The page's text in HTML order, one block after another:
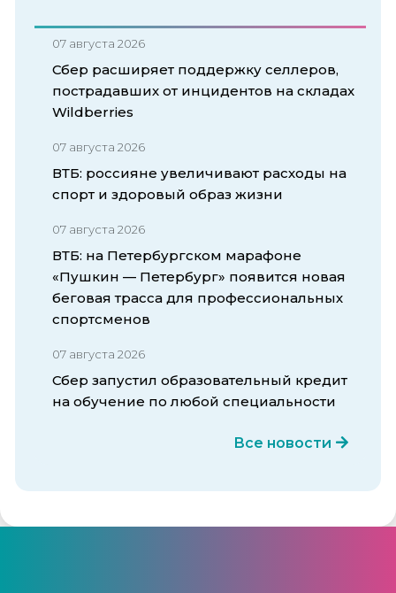
07 августа 2026
Сбер расширяет поддержку селлеров,
пострадавших от инцидентов на складах
Wildberries
07 августа 2026
ВТБ: россияне увеличивают расходы на
спорт и здоровый образ жизни
07 августа 2026
ВТБ: на Петербургском марафоне
«Пушкин — Петербург» появится новая
беговая трасса для профессиональных
спортсменов
07 августа 2026
Сбер запустил образовательный кредит
на обучение по любой специальности
Все новости